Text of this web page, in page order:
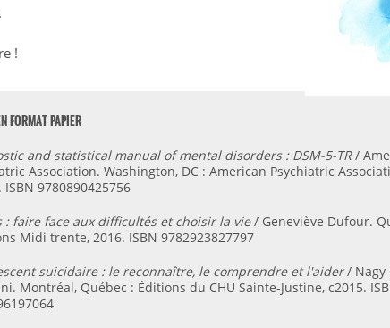
!
FORMAT PAPIER
and statistical manual of mental disorders : DSM-5-TR/
Association. Washington, DC : American Psychiatric
ISBN 9780890425756
: faire face aux difficultés et choisir la vie/ Geneviève Dufour.
Midi trente, 2016. ISBN 9782923827797
suicidaire : le reconnaître, le comprendre et l'aider/ Nagy
Montréal, Québec : Éditions du CHU Sainte-Justine, c2015.